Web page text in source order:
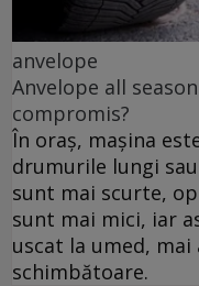
anvelope
Anvelope all
compromis?
În oraș, mașina
drumurile lungi
sunt mai scurte,
sunt mai mici, iar
uscat la umed,
schimbătoare.